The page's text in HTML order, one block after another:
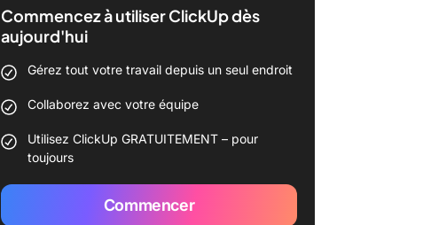
Commencez à utiliser ClickUp dès
aujourd'hui
Gérez tout votre travail depuis un seul endroit
Collaborez avec votre équipe
Utilisez ClickUp GRATUITEMENT – pour
toujours
Commencer